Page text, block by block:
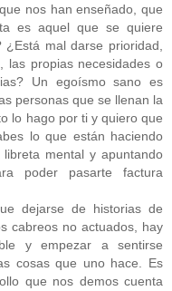
nos han enseñado, que
es aquel que se quiere
mal darse prioridad,
las propias necesidades o
Un egoísmo sano es
personas que se llenan la
lo hago por ti y quiero que
lo que están haciendo
mental y apuntando
poder pasarte factura
dejarse de historias de
cabreos no actuados, hay
y empezar a sentirse
cosas que uno hace. Es
que nos demos cuenta